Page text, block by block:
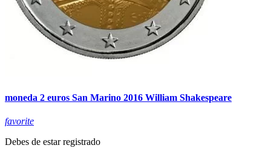
moneda 2 euros San Marino 2016 William Shakespeare
favorite
Debes de estar registrado